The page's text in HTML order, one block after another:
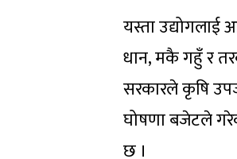
यस्ता उद्योगलाई
धान, मकै गहुँ र
सरकारले कृषि
घोषणा बजेटले
छ ।